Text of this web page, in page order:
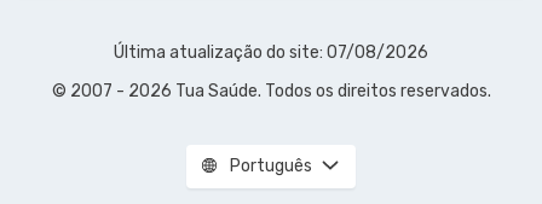
Última atualização do site: 07/08/2026
© 2007 - 2026 Tua Saúde. Todos os direitos reservados.
Português